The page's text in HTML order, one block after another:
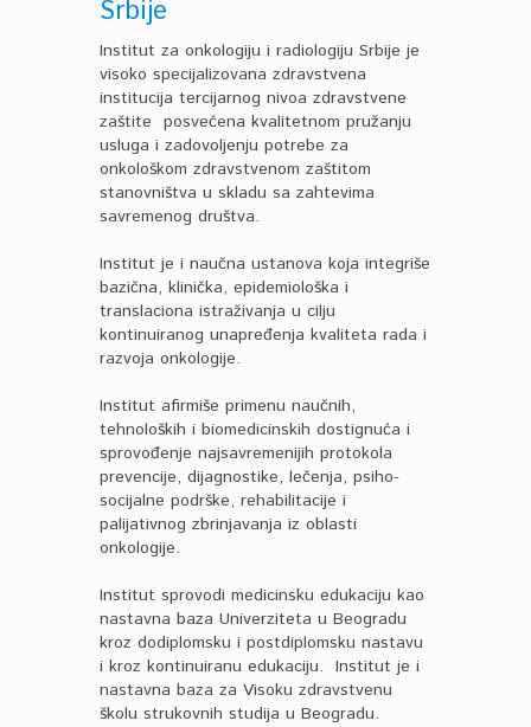
Srbije
Institut za onkologiju i radiologiju Srbije je
visoko specijalizovana zdravstvena
institucija tercijarnog nivoa zdravstvene
zaštite posvećena kvalitetnom pružanju
usluga i zadovoljenju potrebe za
onkološkom zdravstvenom zaštitom
stanovništva u skladu sa zahtevima
savremenog društva.
Institut je i naučna ustanova koja integriše
bazična, klinička, epidemiološka i
translaciona istraživanja u cilju
kontinuiranog unapređenja kvaliteta rada i
razvoja onkologije.
Institut afirmiše primenu naučnih,
tehnoloških i biomedicinskih dostignuća i
sprovođenje najsavremenijih protokola
prevencije, dijagnostike, lečenja, psiho-
socijalne podrške, rehabilitacije i
palijativnog zbrinjavanja iz oblasti
onkologije.
Institut sprovodi medicinsku edukaciju kao
nastavna baza Univerziteta u Beogradu
kroz dodiplomsku i postdiplomsku nastavu
i kroz kontinuiranu edukaciju. Institut je i
nastavna baza za Visoku zdravstvenu
školu strukovnih studija u Beogradu.